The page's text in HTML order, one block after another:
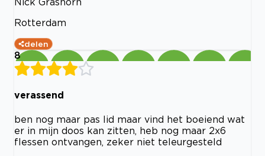
Rotterdam
delen
8
verassend
ben nog maar pas lid maar vind het boeiend wat
er in mijn doos kan zitten, heb nog maar 2x6
flessen ontvangen, zeker niet teleurgesteld